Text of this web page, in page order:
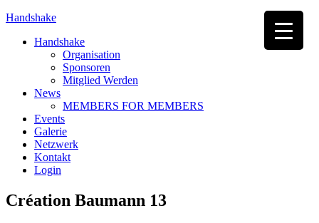
Handshake
Handshake
Organisation
Sponsoren
Mitglied Werden
News
MEMBERS FOR MEMBERS
Events
Galerie
Netzwerk
Kontakt
Login
Création Baumann 13